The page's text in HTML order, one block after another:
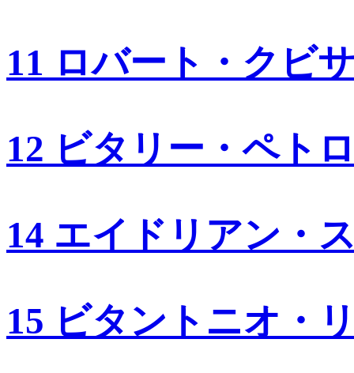
11 ロバート・クビ
12 ビタリー・ペト
14 エイドリアン・
15 ビタントニオ・